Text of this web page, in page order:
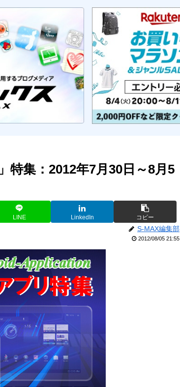
特集：2012年7月30日～8月5
LINE LinkedIn コピー
S-MAX編集部
2012/08/05 21:55